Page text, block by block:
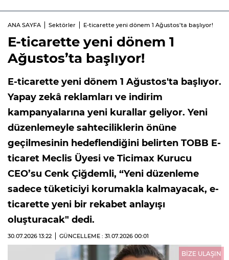
ANA SAYFA Sektörler E-ticarette yeni dönem 1 Ağustos’ta başlıyor!
E-ticarette yeni dönem 1
Ağustos’ta başlıyor!
E-ticarette yeni dönem 1 Ağustos'ta başlıyor.
Yapay zekâ reklamları ve indirim
kampanyalarına yeni kurallar geliyor. Yeni
düzenlemeyle sahteciliklerin önüne
geçilmesinin hedeflendiğini belirten TOBB E-
ticaret Meclis Üyesi ve Ticimax Kurucu
CEO’su Cenk Çiğdemli, “Yeni düzenleme
sadece tüketiciyi korumakla kalmayacak, e-
ticarette yeni bir rekabet anlayışı
oluşturacak" dedi.
30.07.2026 13:22 GÜNCELLEME : 31.07.2026 00:01
BİZE ULAŞIN